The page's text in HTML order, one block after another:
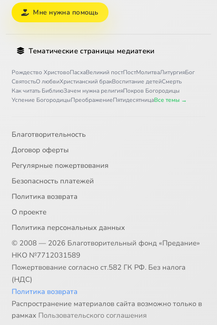
Мне нужна помощь
Тематические страницы медиатеки
Рождество ХристовоПасхаВеликий постПостМолитваЛитургияБог
СвятостьО любвиХристианский бракВоспитание детейСмерть
Как читать БиблиюЗачем нужна религияПокров Богородицы
Успение БогородицыПреображениеПятидесятницаВсе темы →
Благотворительность
Договор оферты
Регулярные пожертвования
Безопасность платежей
Политика возврата
О проекте
Политика персональных данных
© 2008 — 2026 Благотворительный фонд «Предание»
НКО №7712031589
Пожертвование согласно ст.582 ГК РФ. Без налога
(НДС)
Политика возврата
Распространение материалов сайта возможно только в
рамках Пользовательского соглашения